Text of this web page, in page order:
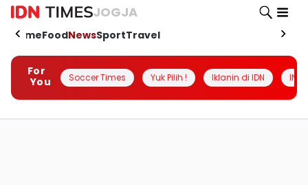
JOGJA
HomeFoodNewsSportTravel
For
You
Soccer Times Yuk Pilih ! Iklanin di IDN